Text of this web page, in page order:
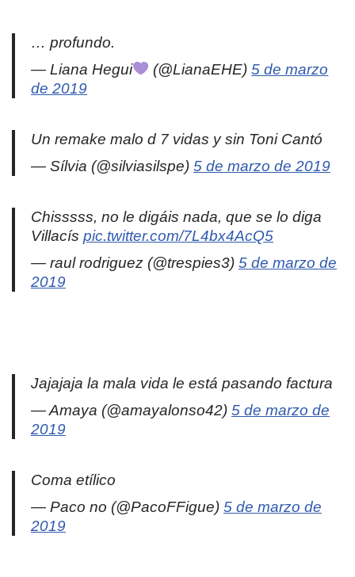
… profundo.
— Liana Hegui
(@LianaEHE)5 de marzo
de 2019
Un remake malo d 7 vidas y sin Toni Cantó
— Sílvia (@silviasilspe) 5 de marzo de 2019
Chisssss, no le digáis nada, que se lo diga
Villacís pic.twitter.com/7L4bx4AcQ5
— raul rodriguez (@trespies3) 5 de marzo de
2019
Jajajaja la mala vida le está pasando factura
— Amaya (@amayalonso42) 5 de marzo de
2019
Coma etílico
— Paco no (@PacoFFigue) 5 de marzo de
2019